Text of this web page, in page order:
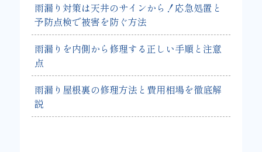
雨漏り対策は天井のサインから！応急処置と
予防点検で被害を防ぐ方法
雨漏りを内側から修理する正しい手順と注意
点
雨漏り屋根裏の修理方法と費用相場を徹底解
説